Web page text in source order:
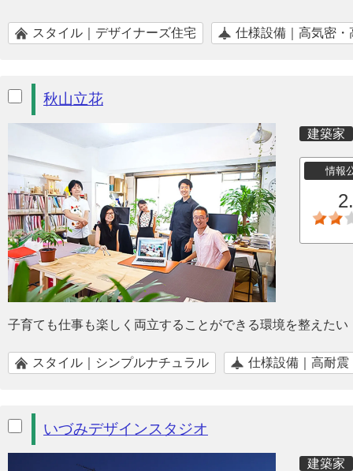
スタイル｜デザイナーズ住宅 仕様設備｜高気密・
秋山立花
建築家
情報
子育ても仕事も楽しく両立することができる環境を整えたい
スタイル｜シンプルナチュラル 仕様設備｜高耐震
いづみデザインスタジオ
建築家